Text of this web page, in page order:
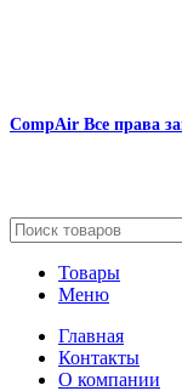
CompAir Все права
Товары
Меню
Главная
Контакты
О компании